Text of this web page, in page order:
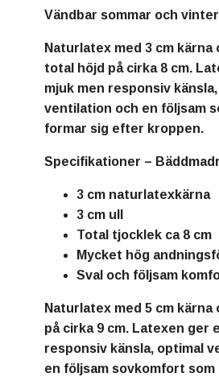
Vändbar sommar och vinter
Naturlatex med 3 cm kärna
total höjd på cirka 8 cm.
mjuk men responsiv
ventilation och en följsam
formar sig efter kroppen.
Specifikationer –
3 cm naturlatexkärna
3 cm ull
Total tjocklek ca 8 cm
Mycket hög
Sval och följsam
Naturlatex med 5 cm kärna
på cirka 9 cm. Latexen ger
responsiv känsla, optimal
en följsam sovkomfort som